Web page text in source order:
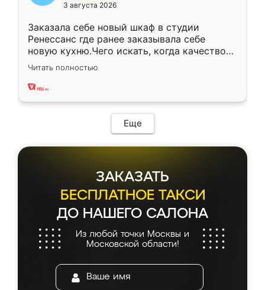
3 августа 2026
Заказала себе новый шкаф в студии
Ренессанс где ранее заказывала себе
новую кухню.Чего искать, когда качеством
вполне довольна. Служит кухня уже почти
два года, нареканий нет.
Читать полностью
Еще
ЗАКАЗАТЬ
БЕСПЛАТНОЕ ТАКСИ
ДО НАШЕГО САЛОНА
Из любой точки Москвы и
Московской области!